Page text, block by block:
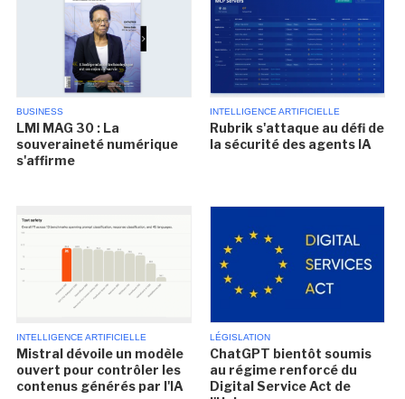
BUSINESS
LMI MAG 30 : La
souveraineté numérique
s'affirme
INTELLIGENCE ARTIFICIELLE
Rubrik s'attaque au défi de
la sécurité des agents IA
INTELLIGENCE ARTIFICIELLE
Mistral dévoile un modèle
ouvert pour contrôler les
contenus générés par l'IA
LÉGISLATION
ChatGPT bientôt soumis
au régime renforcé du
Digital Service Act de